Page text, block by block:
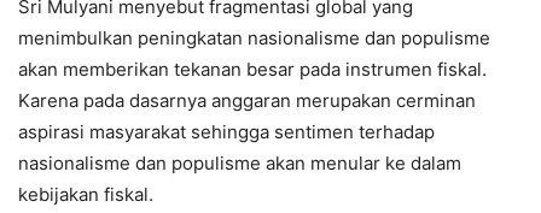
Sri Mulyani menyebut fragmentasi global yang
menimbulkan peningkatan nasionalisme dan populisme
akan memberikan tekanan besar pada instrumen fiskal.
Karena pada dasarnya anggaran merupakan cerminan
aspirasi masyarakat sehingga sentimen terhadap
nasionalisme dan populisme akan menular ke dalam
kebijakan fiskal.